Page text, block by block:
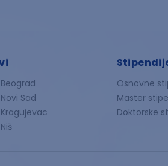
Sad
Osnovne
Master
Doktorske